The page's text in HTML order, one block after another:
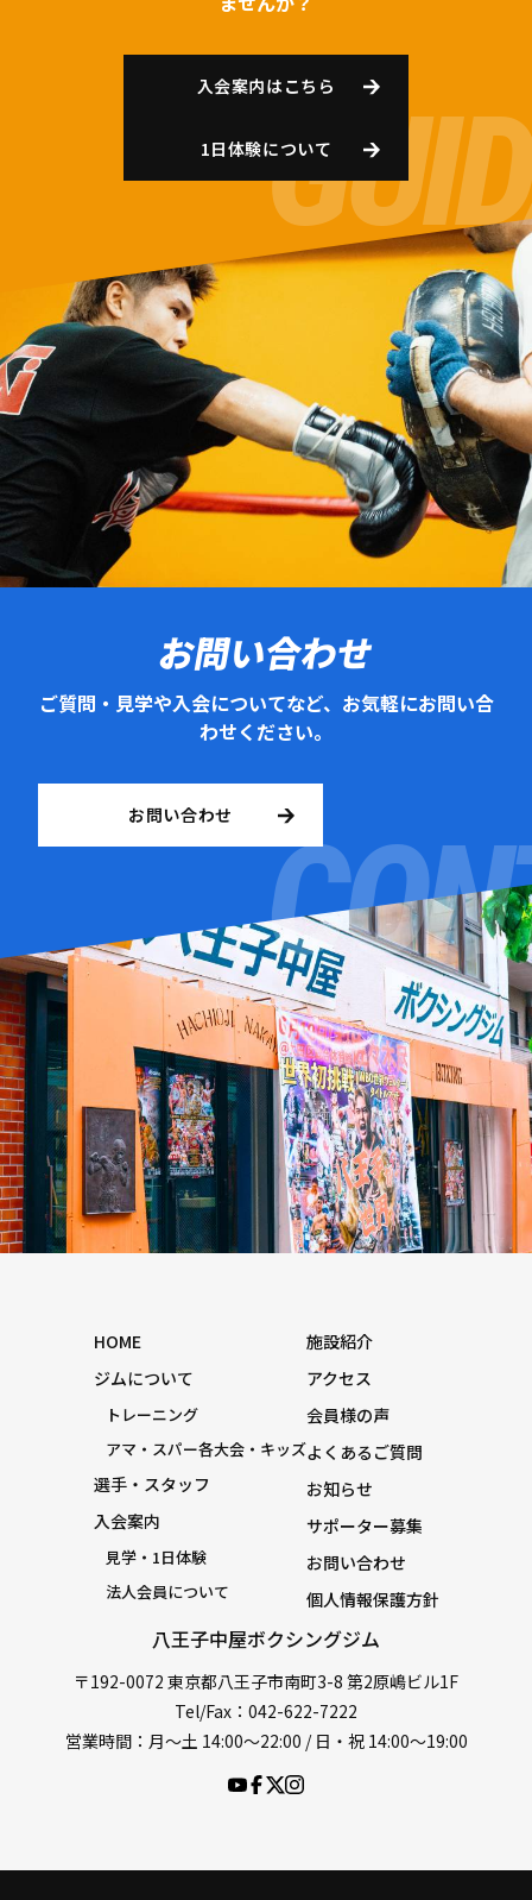
入会案内はこちら
1日体験について
お問い合わせ
ご質問・見学や入会についてなど、お気軽にお問い合
わせください。
お問い合わせ
八王子中屋ボクシングジム
〒192-0072 東京都八王子市南町3-8 第2原嶋ビル1F
Tel/Fax：042-622-7222
営業時間：月〜土 14:00〜22:00 / 日・祝 14:00〜19:00
HOME
ジムについて
トレーニング
アマ・スパー各大会・キッズ
選手・スタッフ
入会案内
見学・1日体験
法人会員について
施設紹介
アクセス
会員様の声
よくあるご質問
お知らせ
サポーター募集
お問い合わせ
個人情報保護方針